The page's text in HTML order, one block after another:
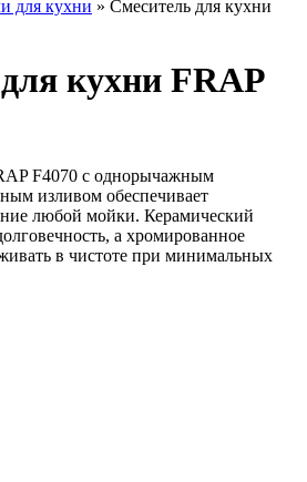
для кухни » Смеситель для кухни
кухни FRAP
F4070 с однорычажным
изливом обеспечивает
любой мойки. Керамический
а хромированное
в чистоте при минимальных